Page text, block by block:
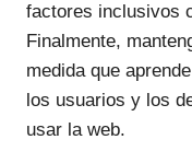
factores inclusivos
Finalmente,
medida que
los usuarios y los
usar la web.